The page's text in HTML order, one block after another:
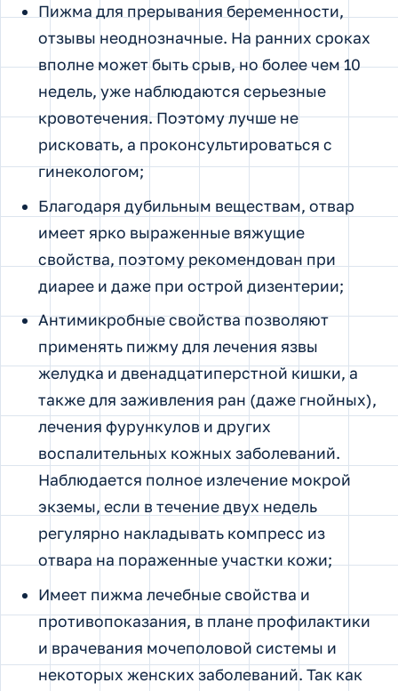
Пижма для прерывания беременности,
отзывы неоднозначные. На ранних сроках
вполне может быть срыв, но более чем 10
недель, уже наблюдаются серьезные
кровотечения. Поэтому лучше не
рисковать, а проконсультироваться с
гинекологом;
Благодаря дубильным веществам, отвар
имеет ярко выраженные вяжущие
свойства, поэтому рекомендован при
диарее и даже при острой дизентерии;
Антимикробные свойства позволяют
применять пижму для лечения язвы
желудка и двенадцатиперстной кишки, а
также для заживления ран (даже гнойных),
лечения фурункулов и других
воспалительных кожных заболеваний.
Наблюдается полное излечение мокрой
экземы, если в течение двух недель
регулярно накладывать компресс из
отвара на пораженные участки кожи;
Имеет пижма лечебные свойства и
противопоказания, в плане профилактики
и врачевания мочеполовой системы и
некоторых женских заболеваний. Так как